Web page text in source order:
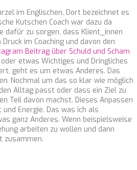
im Englischen. Dort bezeichnet es
Kutschen Coach war dazu da
dafür zu sorgen, dass Klient_innen
im Coaching und davon den
Beitrag über Schuld und Scham
etwas Wichtiges und Dringliches
geht es um etwas Anderes. Das
. Nochmal um das so klar wie möglich
Alltag passt oder dass ein Ziel zu
Teil davon machst. Dieses Anpassen
Energie. Das was ich als
ganz Anderes. Wenn beispielsweise
arbeiten zu wollen und dann
zusammen.